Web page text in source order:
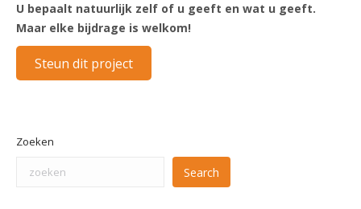
U bepaalt natuurlijk zelf of u geeft en wat u geeft.
Maar elke bijdrage is welkom!
Steun dit project
Zoeken
Search